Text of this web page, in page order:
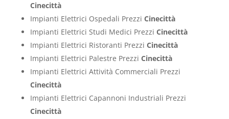
Cinecittà
Impianti Elettrici Ospedali Prezzi Cinecittà
Impianti Elettrici Studi Medici Prezzi Cinecittà
Impianti Elettrici Ristoranti Prezzi Cinecittà
Impianti Elettrici Palestre Prezzi Cinecittà
Impianti Elettrici Attività Commerciali Prezzi
Cinecittà
Impianti Elettrici Capannoni Industriali Prezzi
Cinecittà